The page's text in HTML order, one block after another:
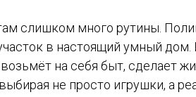
слишком много рутины.
в настоящий умный дом.
на себя быт, сделает
не просто игрушки, а